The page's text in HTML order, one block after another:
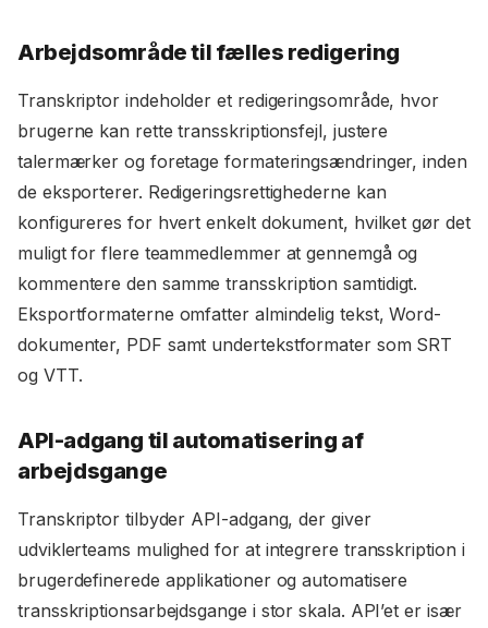
Arbejdsområde til fælles redigering
Transkriptor indeholder et redigeringsområde, hvor
brugerne kan rette transskriptionsfejl, justere
talermærker og foretage formateringsændringer, inden
de eksporterer. Redigeringsrettighederne kan
konfigureres for hvert enkelt dokument, hvilket gør det
muligt for flere teammedlemmer at gennemgå og
kommentere den samme transskription samtidigt.
Eksportformaterne omfatter almindelig tekst, Word-
dokumenter, PDF samt undertekstformater som SRT
og VTT.
API-adgang til automatisering af
arbejdsgange
Transkriptor tilbyder API-adgang, der giver
udviklerteams mulighed for at integrere transskription i
brugerdefinerede applikationer og automatisere
transskriptionsarbejdsgange i stor skala. API’et er især